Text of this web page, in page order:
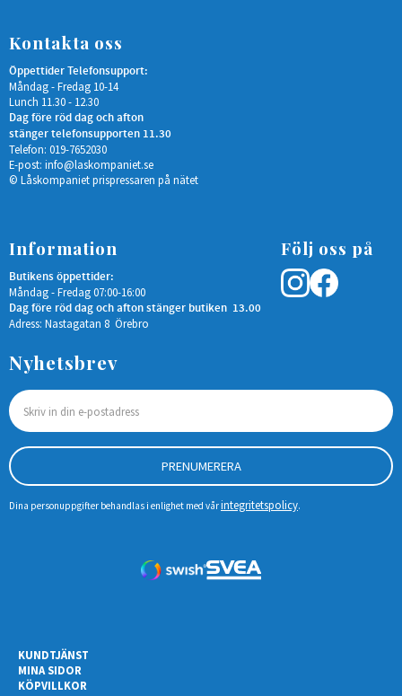
Kontakta oss
Öppettider Telefonsupport:
Måndag - Fredag 10-14
Lunch 11.30 - 12.30
Dag före röd dag och afton
stänger telefonsupporten 11.30
Telefon: 019-7652030
E-post: info@laskompaniet.se
© Låskompaniet prispressaren på nätet
Information
Butikens öppettider:
Måndag - Fredag 07:00-16:00
Dag före röd dag och afton stänger butiken 13.00
Adress: Nastagatan 8 Örebro
Följ oss på
Nyhetsbrev
PRENUMERERA
Dina personuppgifter behandlas i enlighet med vårintegritetspolicy.
KUNDTJÄNST
MINA SIDOR
KÖPVILLKOR